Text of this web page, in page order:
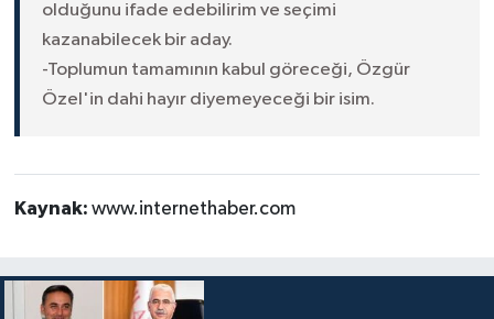
olduğunu ifade edebilirim ve seçimi
kazanabilecek bir aday.
-Toplumun tamamının kabul göreceği, Özgür
Özel'in dahi hayır diyemeyeceği bir isim.
Kaynak: www.internethaber.com